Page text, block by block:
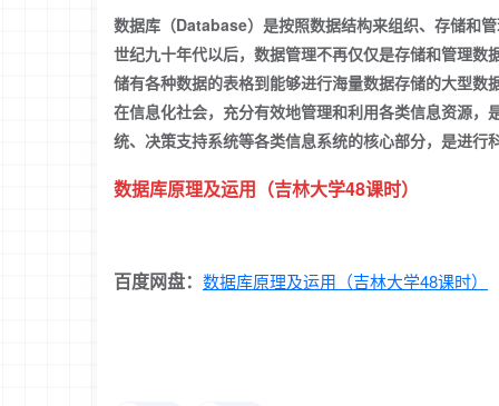
数据库（Database）是按照数据结构来组织、存储和
世纪九十年代以后，数据管理不再仅仅是存储和管理
储有各种数据的表格到能够进行海量数据存储的大型数
在信息化社会，充分有效地管理和利用各类信息资源
统、决策支持系统等各类信息系统的核心部分，是进行
数据库原理及运用（吉林大学48课时）
百度网盘： 数据库原理及运用（吉林大学48课时）